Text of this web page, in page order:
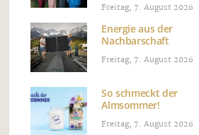
Freitag, 7. August 2026
Energie aus der
Nachbarschaft
Freitag, 7. August 2026
So schmeckt der
Almsommer!
Freitag, 7. August 2026